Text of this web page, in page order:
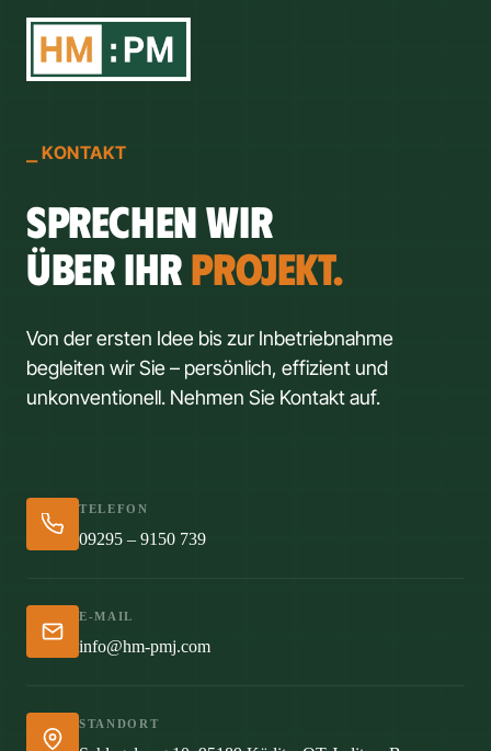
KONTAKT
SPRECHEN WIR
ÜBER IHR PROJEKT.
Von der ersten Idee bis zur Inbetriebnahme
begleiten wir Sie – persönlich, effizient und
unkonventionell. Nehmen Sie Kontakt auf.
TELEFON
09295 – 9150 739
E-MAIL
info@hm-pmj.com
STANDORT